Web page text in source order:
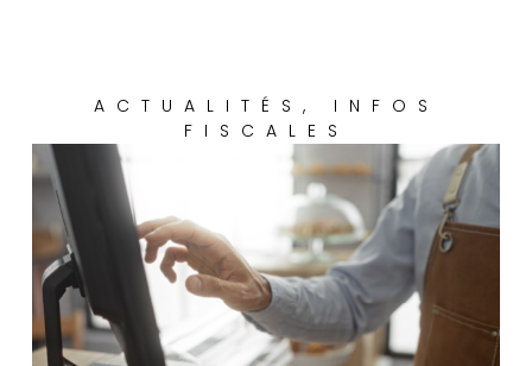
ACTUALITÉS , INFOS
FISCALES